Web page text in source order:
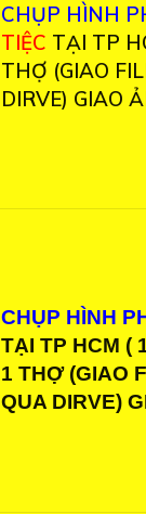
CHỤP HÌNH
TIỆC TẠI TP
THỢ (GIAO
DIRVE) GIAO
CHỤP HÌNH
TẠI TP HCM (
1 THỢ (GIAO
QUA DIRVE)